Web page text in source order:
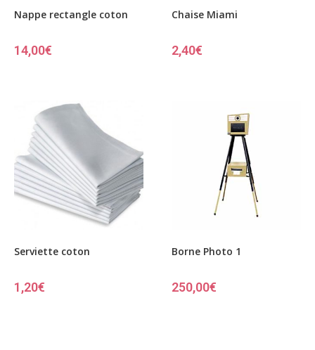
Nappe rectangle coton
14,00€
Chaise Miami
2,40€
Serviette coton
1,20€
Borne Photo 1
250,00€